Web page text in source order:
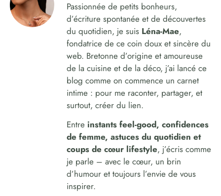
Passionnée de petits bonheurs,
d’écriture spontanée et de découvertes
du quotidien, je suis Léna-Mae,
fondatrice de ce coin doux et sincère du
web. Bretonne d’origine et amoureuse
de la cuisine et de la déco, j’ai lancé ce
blog comme on commence un carnet
intime : pour me raconter, partager, et
surtout, créer du lien.
Entre instants feel-good, confidences
de femme, astuces du quotidien et
coups de cœur lifestyle, j’écris comme
je parle – avec le cœur, un brin
d’humour et toujours l’envie de vous
inspirer.